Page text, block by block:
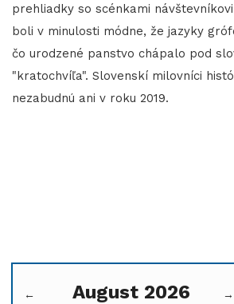
prehliadky so scénkami
boli v minulosti módne, že jazyky
čo urodzené panstvo chápalo pod
"kratochvíľa". Slovenskí milovníci
nezabudnú ani v roku 2019.
← August 2026 →